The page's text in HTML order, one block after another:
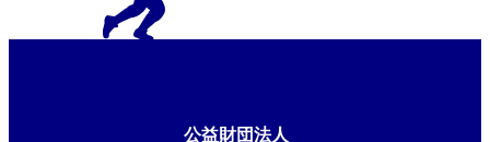
公益財団法人